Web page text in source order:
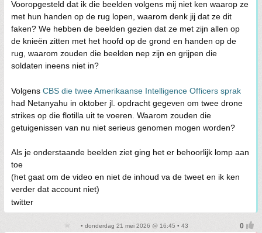
Vooropgesteld dat ik die beelden volgens mij niet ken waarop ze
met hun handen op de rug lopen, waarom denk jij dat ze dit
faken? We hebben de beelden gezien dat ze met zijn allen op
de knieën zitten met het hoofd op de grond en handen op de
rug, waarom zouden die beelden nep zijn en grijpen die
soldaten ineens niet in?
Volgens CBS die twee Amerikaanse Intelligence Officers sprak
had Netanyahu in oktober jl. opdracht gegeven om twee drone
strikes op die flotilla uit te voeren. Waarom zouden die
getuigenissen van nu niet serieus genomen mogen worden?
Als je onderstaande beelden ziet ging het er behoorlijk lomp aan
toe
(het gaat om de video en niet de inhoud va de tweet en ik ken
verder dat account niet)
twitter
• donderdag 21 mei 2026 @ 16:45 • 43